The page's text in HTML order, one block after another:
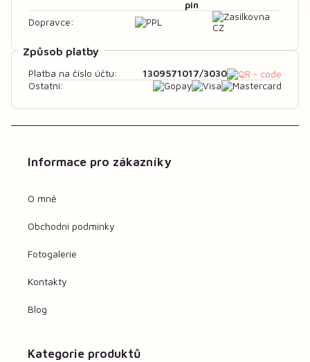
Dopravce:
Způsob platby
Platba na číslo účtu: 1309571017/3030
Ostatní:
Informace pro zákazníky
O mně
Obchodní podmínky
Fotogalerie
Kontakty
Blog
Kategorie produktů